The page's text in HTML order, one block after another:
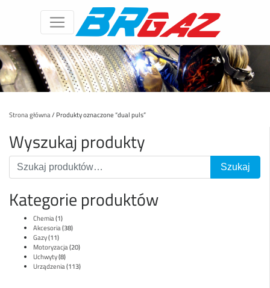
Strona główna/ Produkty oznaczone “dual puls”
Wyszukaj produkty
Kategorie produktów
Chemia(1)
Akcesoria(38)
Gazy(11)
Motoryzacja(20)
Uchwyty(8)
Urządzenia(113)